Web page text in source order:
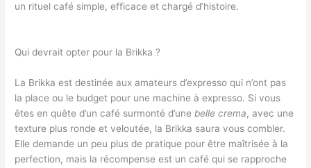
un rituel café simple, efficace et chargé d’histoire.
Qui devrait opter pour la Brikka ?
La Brikka est destinée aux amateurs d’expresso qui n’ont pas
la place ou le budget pour une machine à expresso. Si vous
êtes en quête d’un café surmonté d’unebelle crema, avec une
texture plus ronde et veloutée, la Brikka saura vous combler.
Elle demande un peu plus de pratique pour être maîtrisée à la
perfection, mais la récompense est un café qui se rapproche